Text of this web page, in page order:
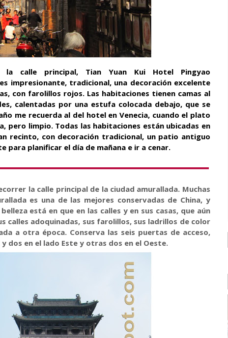
calle principal, Tian Yuan Kui Hotel Pingyao
impresionante, tradicional, una decoración excelente
con farolillos rojos. Las habitaciones tienen camas al
calentadas por una estufa colocada debajo, que se
me recuerda al del hotel en Venecia, cuando el plato
pero limpio. Todas las habitaciones están ubicadas en
recinto, con decoración tradicional, un patio antiguo
para planificar el día de mañana e ir a cenar.
la calle principal de la ciudad amurallada. Muchas
es una de las mejores conservadas de China, y
está en que en las calles y en sus casas, que aún
calles adoquinadas, sus farolillos, sus ladrillos de color
a otra época. Conserva las seis puertas de acceso,
dos en el lado Este y otras dos en el Oeste.